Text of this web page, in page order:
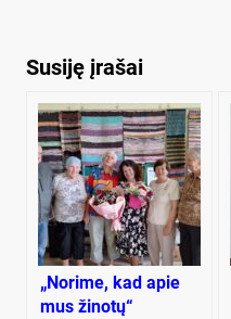
Susiję įrašai
„Norime, kad apie
mus žinotų“